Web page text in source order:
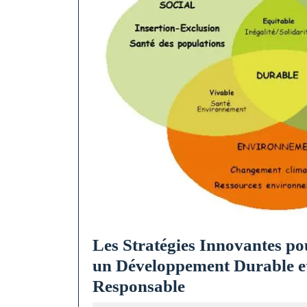
Les Stratégies Innovantes
un Développement Durable
ResponsableLes